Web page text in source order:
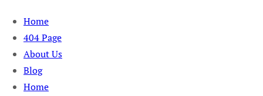
Skip
content
Home
404 Page
About Us
Blog
Home